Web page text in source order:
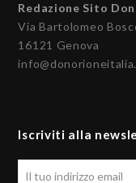
Redazione Sito
Via Bartolomeo
16121 Genova
Iscriviti alla